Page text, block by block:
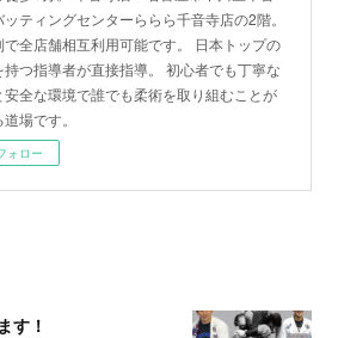
ッティングセンターららら千音寺店の2階。
で全店舗相互利用可能です。 日本トップの
持つ指導者が直接指導。 初心者でも丁寧な
安全な環境で誰でも柔術を取り組むことが
場です。
ォロー
す！